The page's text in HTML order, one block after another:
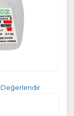
Değerlendir